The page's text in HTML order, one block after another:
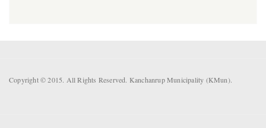
Copyright © 2015. All Rights Reserved. Kanchanrup Municipality (KMun).